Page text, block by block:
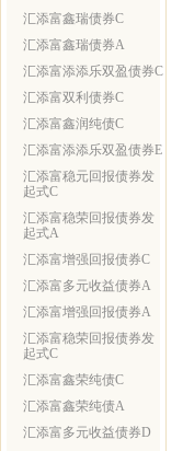
汇添富鑫瑞债券C
汇添富鑫瑞债券A
汇添富添添乐双盈债券C
汇添富双利债券C
汇添富鑫润纯债C
汇添富添添乐双盈债券E
汇添富稳元回报债券发
起式C
汇添富稳荣回报债券发
起式A
汇添富增强回报债券C
汇添富多元收益债券A
汇添富增强回报债券A
汇添富稳荣回报债券发
起式C
汇添富鑫荣纯债C
汇添富鑫荣纯债A
汇添富多元收益债券D